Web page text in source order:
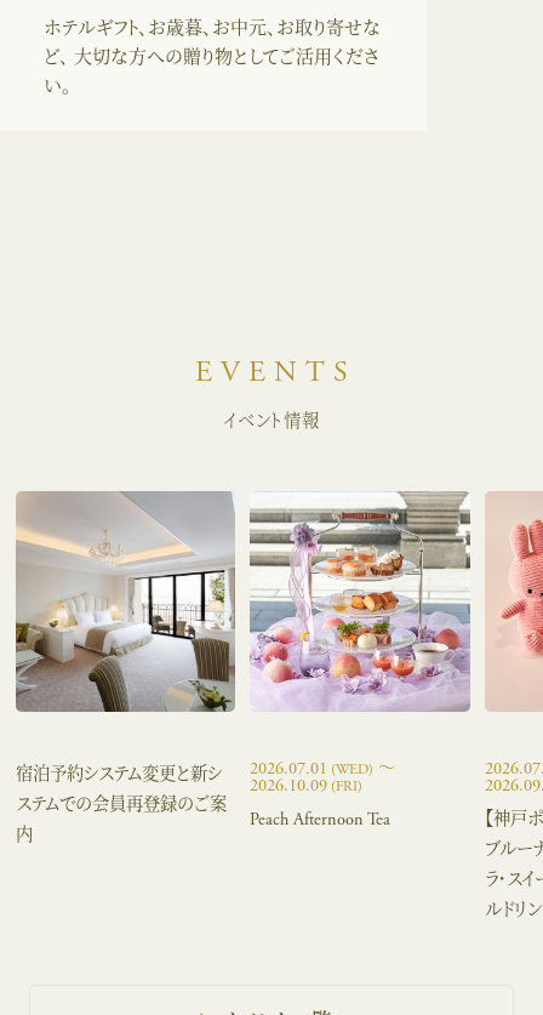
ホテルギフト、お歳暮、お中元、お取り寄せな
ど、 大切な方への贈り物としてご活用くださ
い。
EVENTS
イベント情報
宿泊予約システム変更と新シ
ステムでの会員再登録のご案
内
2026.07.01 (WED) 〜
2026.10.09 (FRI)
Peach Afternoon Tea
【神戸
ブルー
ラ・スイ
ルドリ